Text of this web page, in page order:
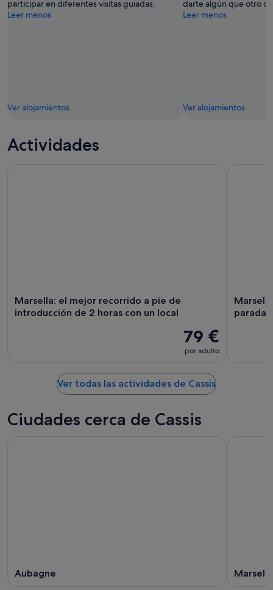
participar en diferentes visitas guiadas.
Leer menos
Ver alojamientos
darte algún que otro
Leer menos
Ver alojamientos
Actividades
Marsella: el mejor recorrido a pie de
introducción de 2 horas con un local
79 €
por adulto
Ver todas las actividades de Cassis
Ciudades cerca de Cassis
Aubagne Marsella